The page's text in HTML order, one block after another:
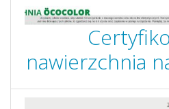
nawierzchnia